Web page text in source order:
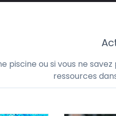
piscine ou si vous ne
ressources